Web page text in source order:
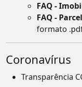
FAQ -
FAQ -
formato
Coronavírus
Transparência